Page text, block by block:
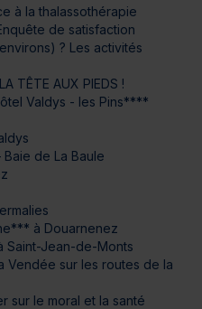
à la thalassothérapie
de satisfaction
? Les activités
TÊTE AUX PIEDS !
Valdys - les Pins****
de La Baule
à Douarnenez
Saint-Jean-de-Monts
Vendée sur les routes de la
sur le moral et la santé